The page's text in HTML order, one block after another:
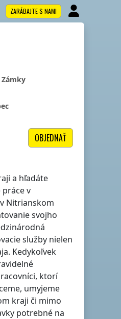
ZARÁBAJTE S NAMI
Zámky
OBJEDNAŤ
a hľadáte
prácev
v Nitrianskom
svojho
služby nielen
. Kedykoľvek
ktorí
umyjeme
kraji či mimo
potrebné na